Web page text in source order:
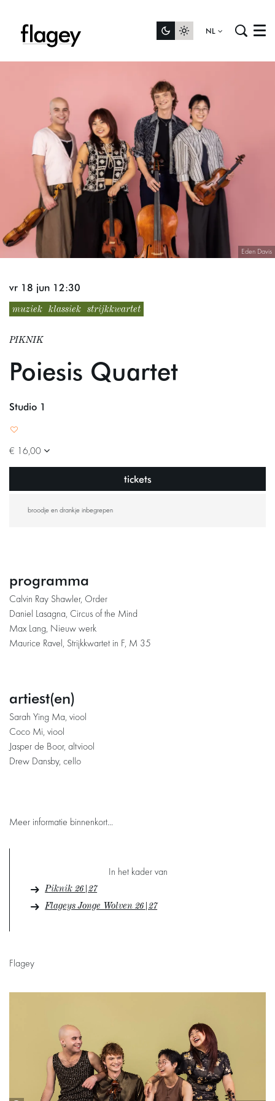
NL Menu
Eden Davis
muziek klassiek strijkkwartet
Poiesis Quartet
PIKNIK
vr 18 jun 12:30
Studio 1
€ 16,00
tickets
broodje en drankje inbegrepen
programma
Calvin Ray Shawler, Order
Daniel Lasagna, Circus of the Mind
Max Lang, Nieuw werk
Maurice Ravel, Strijkkwartet in F, M 35
artiest(en)
Sarah Ying Ma, viool
Coco Mi, viool
Jasper de Boor, altviool
Drew Dansby, cello
Meer informatie binnenkort...
In het kader van
Piknik 26|27
Flageys Jonge Wolven 26|27
Flagey